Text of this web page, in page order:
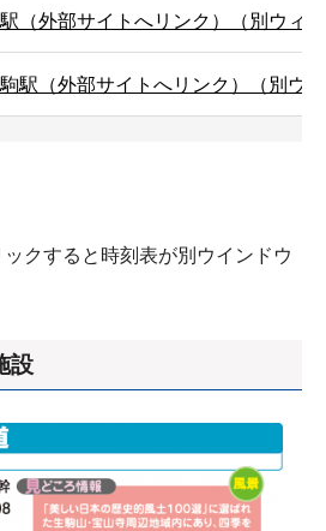
（外部サイトへリンク）（別ウィ
駅（外部サイトへリンク）（別ウ
クすると時刻表が別ウインドウ
設